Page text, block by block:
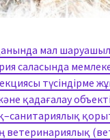
мал
саласында
түсіндірме
қадағалау
ветеринариялық